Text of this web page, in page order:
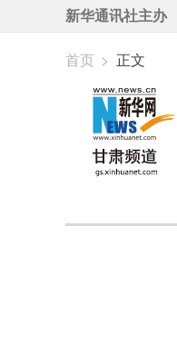
新华通讯社主办
首页 > 正文